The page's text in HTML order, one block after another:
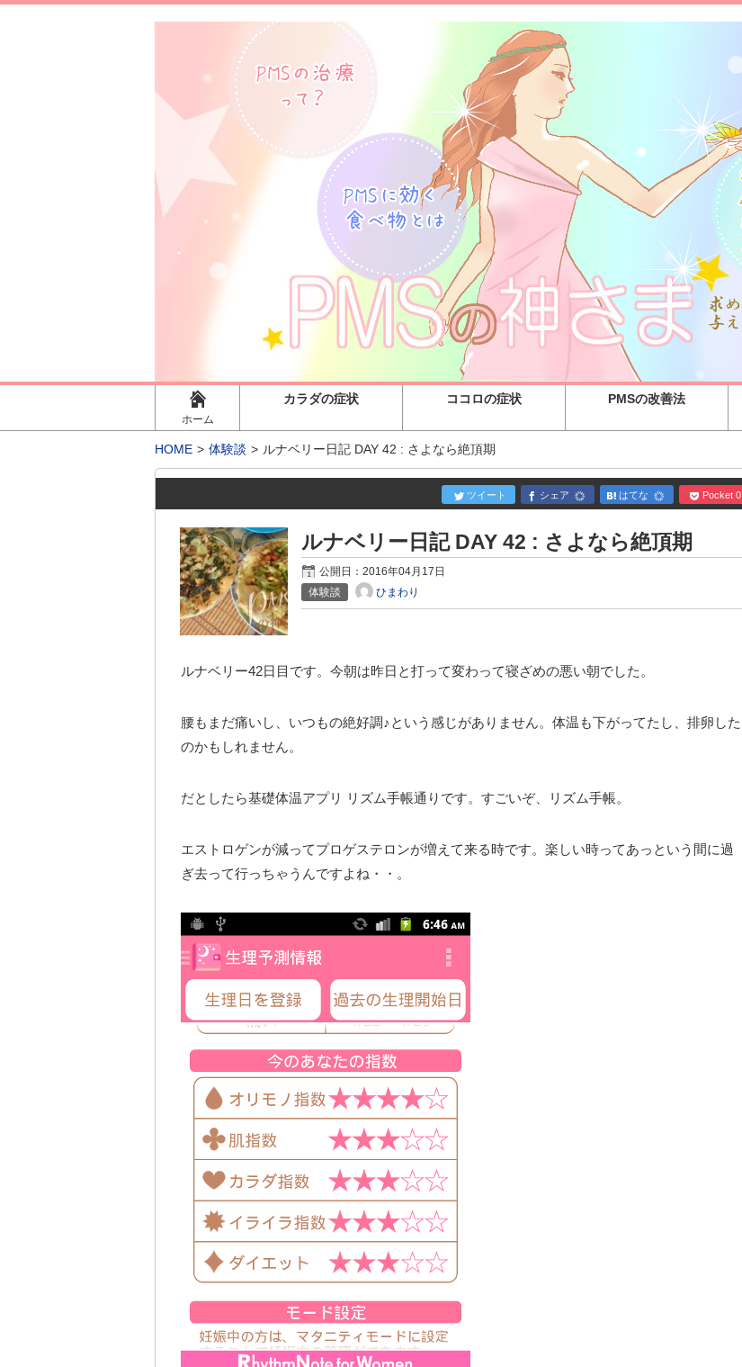
ホーム
カラダの症状 ココロの症状 PMSの改善法
HOME 体験談 ルナベリー日記 DAY 42 : さよなら絶頂期
ツイート シェア はてな Pocket 0
ルナベリー日記 DAY 42 : さよなら絶頂期
公開日：2016年04月17日
体験談
ひまわり
ルナベリー42日目です。今朝は昨日と打って変わって寝ざめの悪い朝でした。
腰もまだ痛いし、いつもの絶好調♪という感じがありません。体温も下がってたし、排卵した
のかもしれません。
だとしたら基礎体温アプリ リズム手帳通りです。すごいぞ、リズム手帳。
エストロゲンが減ってプロゲステロンが増えて来る時です。楽しい時ってあっという間に過
ぎ去って行っちゃうんですよね・・。